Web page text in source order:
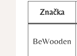
Značka
BeWooden